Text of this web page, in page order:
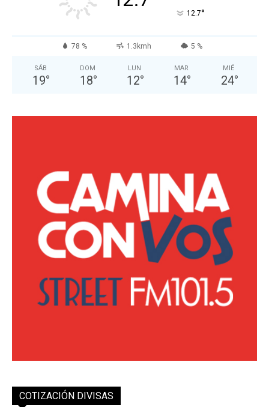
12.7°
78 % 1.3kmh 5 %
SÁB
19°
DOM
18°
LUN
12°
MAR
14°
MIÉ
24°
COTIZACIÓN DIVISAS